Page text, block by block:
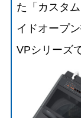
た「カスタ
イドオープ
VPシリーズ